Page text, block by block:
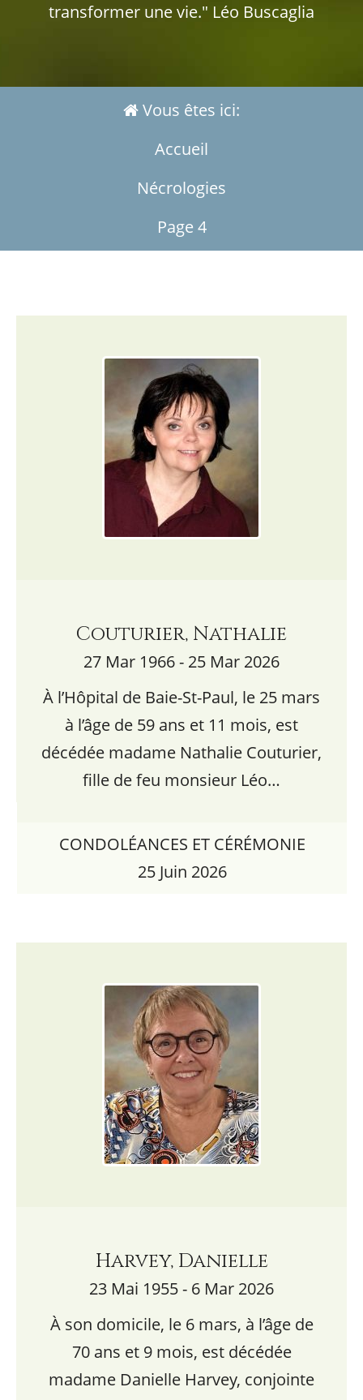
transformer une vie." Léo Buscaglia
Vous êtes ici:
Accueil
Nécrologies
Page 4
Couturier, Nathalie
27 Mar 1966 - 25 Mar 2026
À l’Hôpital de Baie-St-Paul, le 25 mars
à l’âge de 59 ans et 11 mois, est
décédée madame Nathalie Couturier,
fille de feu monsieur Léo…
CONDOLÉANCES ET CÉRÉMONIE
25 Juin 2026
Harvey, Danielle
23 Mai 1955 - 6 Mar 2026
À son domicile, le 6 mars, à l’âge de
70 ans et 9 mois, est décédée
madame Danielle Harvey, conjointe